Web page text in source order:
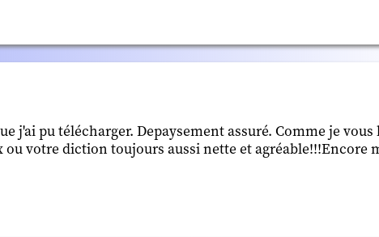
pu télécharger. Depaysement assuré. Comme je vous
votre diction toujours aussi nette et agréable!!!Encore